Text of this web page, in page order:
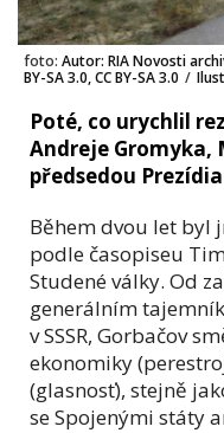
foto: Autor: RIA Novosti
BY-SA 3.0, CC BY-SA 3.0 /
Poté, co urychlil
Andreje Gromyka,
předsedou
Během dvou let byl
podle časopiseu
Studené války. Od
generálním
v SSSR, Gorbačov
ekonomiky
(glasnosť), stejně
se Spojenými státy